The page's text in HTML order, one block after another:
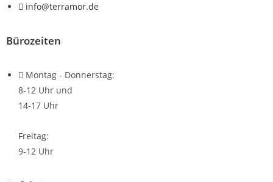
info@terramor.de
Bürozeiten
Montag - Donnerstag:
8-12 Uhr und
14-17 Uhr
Freitag:
9-12 Uhr